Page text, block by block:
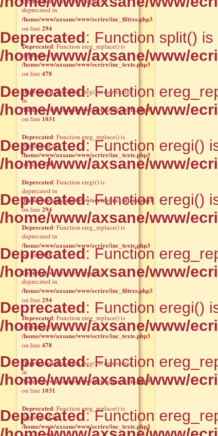
Deprecated: Function split()
/home/www/axsane/www/
Deprecated: Function
/home/www/axsane/www/
Deprecated: Function eregi()
/home/www/axsane/www/
Deprecated: Function eregi()
/home/www/axsane/www/
Deprecated: Function
/home/www/axsane/www/
Deprecated: Function eregi()
/home/www/axsane/www/
Deprecated: Function
/home/www/axsane/www/
Deprecated: Function
deprecated in
/home/www/axsane/www/ecrire/inc_filtres.php3
on line294
Deprecated: Function ereg_replace() is
deprecated in
/home/www/axsane/www/ecrire/inc_texte.php3
on line478
Deprecated: Function ereg() is deprecated
in
/home/www/axsane/www/ecrire/inc_texte.php3
on line 1031
Deprecated: Function ereg_replace() is
deprecated in
/home/www/axsane/www/ecrire/inc_texte.php3
on line478
Deprecated: Function eregi() is
deprecated in
/home/www/axsane/www/ecrire/inc_filtres.php3
on line294
Deprecated: Function ereg_replace() is
deprecated in
/home/www/axsane/www/ecrire/inc_texte.php3
on line478
Deprecated: Function eregi() is
deprecated in
/home/www/axsane/www/ecrire/inc_filtres.php3
on line294
Deprecated: Function ereg_replace() is
deprecated in
/home/www/axsane/www/ecrire/inc_texte.php3
on line478
Deprecated: Function ereg() is deprecated
in
/home/www/axsane/www/ecrire/inc_texte.php3
on line 1031
Deprecated: Function ereg_replace() is
deprecated in
/home/www/axsane/www/ecrire/inc_texte.php3